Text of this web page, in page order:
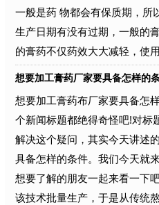
一般是药 物都会有保质期，所
生产日期有没有过期，一般的
的膏药不仅药效大大减轻，使
想要加工膏药厂家要具备怎样的
想要加工膏药布厂家要具备怎
个新闻标题都绝得奇怪吧!对标
解决这个疑问，其实今天讲述
具备怎样的条件。我们今天就
想要了解的朋友一起来看一下
该技术批量生产，于是从传统